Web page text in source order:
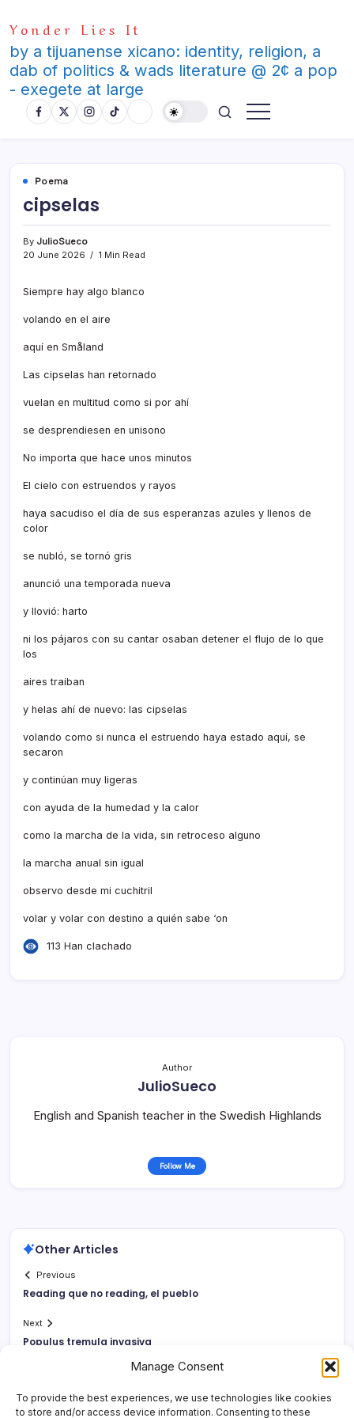
Manage Consent
To provide the best experiences, we use technologies like cookies
to store and/or access device information. Consenting to these
to
content
Yonder Lies It
by a tijuanense xicano: identity, religion, a
dab of politics & wads literature @ 2¢ a pop
- exegete at large
Poema
cipselas
By JulioSueco
20 June 2026
1 Min Read
Siempre hay algo blanco
volando en el aire
aquí en Småland
Las cipselas han retornado
vuelan en multitud como si por ahí
se desprendiesen en unisono
No importa que hace unos minutos
El cielo con estruendos y rayos
haya sacudiso el día de sus esperanzas azules y llenos de
color
se nubló, se tornó gris
anunció una temporada nueva
y llovió: harto
ni los pájaros con su cantar osaban detener el flujo de lo que
los
aires traiban
y helas ahí de nuevo: las cipselas
volando como si nunca el estruendo haya estado aquí, se
secaron
y continúan muy ligeras
con ayuda de la humedad y la calor
como la marcha de la vida, sin retroceso alguno
la marcha anual sin igual
observo desde mi cuchitril
volar y volar con destino a quién sabe ‘on
113 Han clachado
Author
JulioSueco
English and Spanish teacher in the Swedish Highlands
Follow Me
Other Articles
Previous
Reading que no reading, el pueblo
Next
Populus tremula invasiva